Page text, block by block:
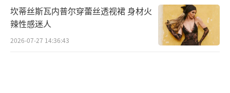
用一个白眼和龙虾抢镜
特辑里，饰演服务员的杨迪和雷佳音、张
坎蒂丝斯瓦内普尔穿蕾丝透视裙 身材火
辣性感迷人
2026-07-27 14:36:43